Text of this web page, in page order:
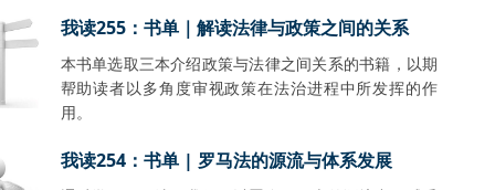
我读255：书单｜解读法律与政策之间的关系
本书单选取三本介绍政策与法律之间关系的书籍，以期
帮助读者以多角度审视政策在法治进程中所发挥的作
用。
我读254：书单 | 罗马法的源流与体系发展